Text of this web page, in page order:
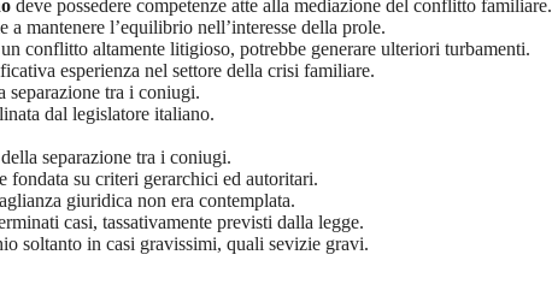
deve possedere competenze atte alla mediazione del conflitto familiare.
mantenere l’equilibrio nell’interesse della prole.
conflitto altamente litigioso, potrebbe generare ulteriori turbamenti.
esperienza nel settore della crisi familiare.
separazione tra i coniugi.
dal legislatore italiano.
separazione tra i coniugi.
su criteri gerarchici ed autoritari.
giuridica non era contemplata.
casi, tassativamente previsti dalla legge.
soltanto in casi gravissimi, quali sevizie gravi.